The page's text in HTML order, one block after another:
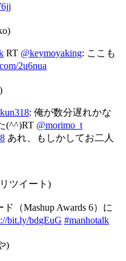
RT @keymoyaking: ここも
2u6nua
: 俺が数分遅れかな
(^^)RT @morimo_t
あれ、もしかしてお二人
ツイート)
（Mashup Awards 6）に
bit.ly/bdgEuG #manhotalk
)